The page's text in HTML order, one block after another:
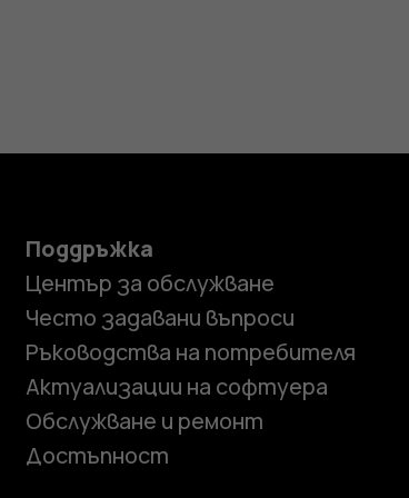
Поддръжка
Център за обслужване
Често задавани въпроси
Ръководства на потребителя
Актуализации на софтуера
Обслужване и ремонт
Достъпност